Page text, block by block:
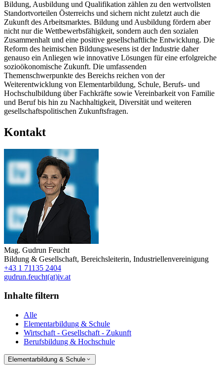
Bildung, Ausbildung und Qualifikation zählen zu den wertvollsten
Standortvorteilen Österreichs und sichern nicht zuletzt auch die
Zukunft des Arbeitsmarktes. Bildung und Ausbildung fördern aber
nicht nur die Wettbewerbsfähigkeit, sondern auch den sozialen
Zusammenhalt und eine positive gesellschaftliche Entwicklung. Die
Reform des heimischen Bildungswesens ist der Industrie daher
genauso ein Anliegen wie innovative Lösungen für eine erfolgreiche
sozioökonomische Zukunft. Die umfassenden
Themenschwerpunkte des Bereichs reichen von der
Weiterentwicklung von Elementarbildung, Schule, Berufs- und
Hochschulbildung über Fachkräfte sowie Vereinbarkeit von Familie
und Beruf bis hin zu Nachhaltigkeit, Diversität und weiteren
gesellschaftspolitischen Zukunftsfragen.
Kontakt
Mag. Gudrun Feucht
Bildung & Gesellschaft, Bereichsleiterin, Industriellenvereinigung
+43 1 71135 2404
gudrun.feucht(at)iv.at
Inhalte filtern
Alle
Elementarbildung & Schule
Wirtschaft - Gesellschaft - Zukunft
Berufsbildung & Hochschule
Elementarbildung & Schule